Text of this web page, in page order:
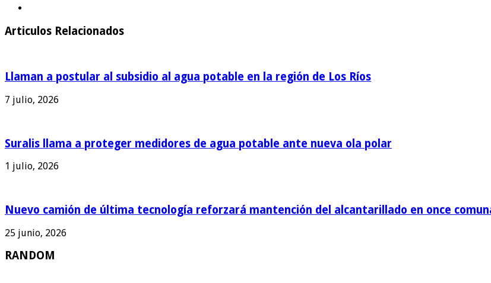
Articulos Relacionados
Llaman a postular al subsidio al agua potable en la región de Los Ríos
7 julio, 2026
Suralis llama a proteger medidores de agua potable ante nueva ola polar
1 julio, 2026
Nuevo camión de última tecnología reforzará mantención del alcantarillado en once
25 junio, 2026
RANDOM